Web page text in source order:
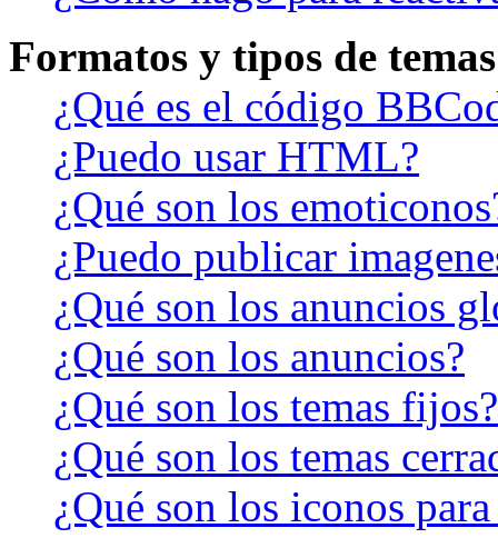
Formatos y tipos de temas
¿Qué es el código
¿Puedo usar HTML?
¿Qué son los
¿Puedo publicar
¿Qué son los anuncios
¿Qué son los anuncios?
¿Qué son los temas fijos?
¿Qué son los temas
¿Qué son los iconos